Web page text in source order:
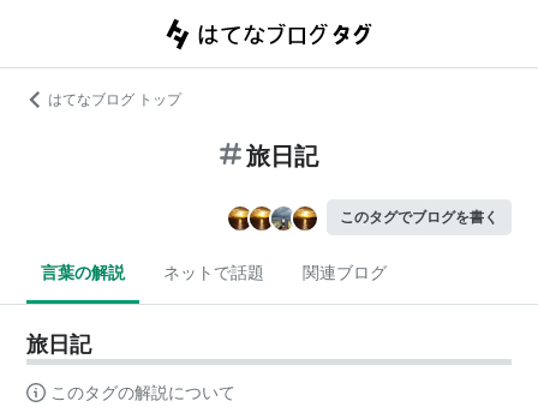
はてなブログ トップ
旅日記
このタグでブログを書く
言葉の解説 ネットで話題 関連ブログ
旅日記
このタグの解説について